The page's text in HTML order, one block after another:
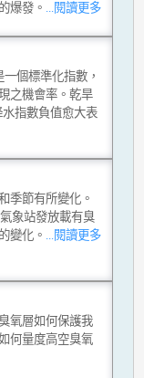
爆發。 ...閱讀更多
個標準化指數，
之機會率。乾旱
指數負值愈大表
季節有所變化。
象站發放載有臭
變化。 ...閱讀更多
氧層如何保護我
何量度高空臭氧